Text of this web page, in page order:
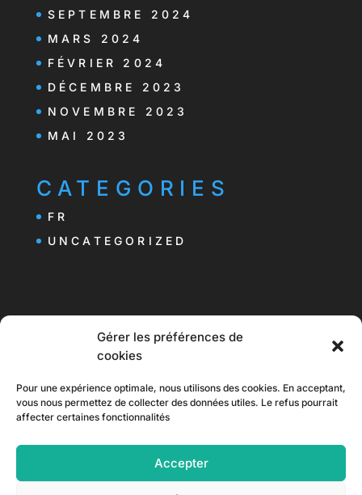
Gérer les préférences de
cookies
Pour une expérience optimale, nous utilisons des cookies. En acceptant,
vous nous permettez de collecter des données utiles. Le refus pourrait
affecter certaines fonctionnalités
Accepter
SEPTEMBRE 2024
MARS 2024
FÉVRIER 2024
DÉCEMBRE 2023
NOVEMBRE 2023
MAI 2023
CATEGORIES
FR
UNCATEGORIZED
ABOUT SIGN-IN
TRY IT
FRANÇAIS